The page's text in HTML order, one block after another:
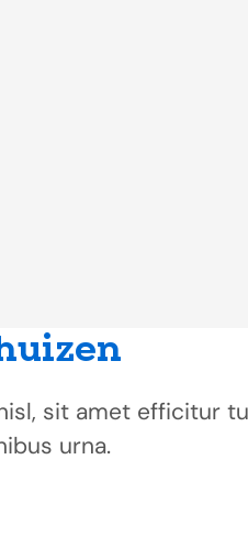
sit amet efficitur
urna.